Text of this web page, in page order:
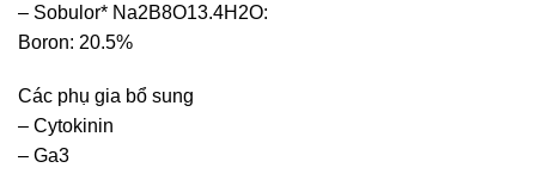
– Sobulor* Na2B8O13.4H2O:
Boron: 20.5%
Các phụ gia bổ sung
– Cytokinin
– Ga3